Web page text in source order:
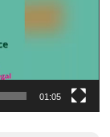
01:05